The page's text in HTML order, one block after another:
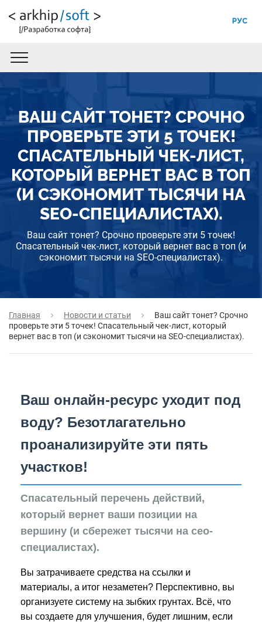
РУС
ВАШ САЙТ ТОНЕТ? СРОЧНО
ПРОВЕРЬТЕ ЭТИ 5 ТОЧЕК!
СПАСАТЕЛЬНЫЙ ЧЕК-ЛИСТ,
КОТОРЫЙ ВЕРНЕТ ВАС В ТОП
(И СЭКОНОМИТ ТЫСЯЧИ НА
SEO-СПЕЦИАЛИСТАХ).
Ваш сайт тонет? Срочно проверьте эти 5 точек!
Спасательный чек-лист, который вернет вас в топ (и
сэкономит тысячи на SEO-специалистах).
Главная Новости и статьи
Ваш сайт тонет? Срочно
проверьте эти 5 точек! Спасательный чек-лист, который
вернет вас в топ (и сэкономит тысячи на SEO-специалистах).
Ваш онлайн-ресурс уходит под
воду? Безотлагательно
проанализируйте эти пять
участков!
Спасательный перечень действий,
который вернет ваши позиции на
вершину (и сбережет тысячи на сео-
специалистах).
Вы затрачиваете средства на ссылки и
материалы, а итог незаметен? Перспективно, вы
организуете систему на зыбких грунтах. Всё, что
вы создаете для улучшения, будет лишним, если